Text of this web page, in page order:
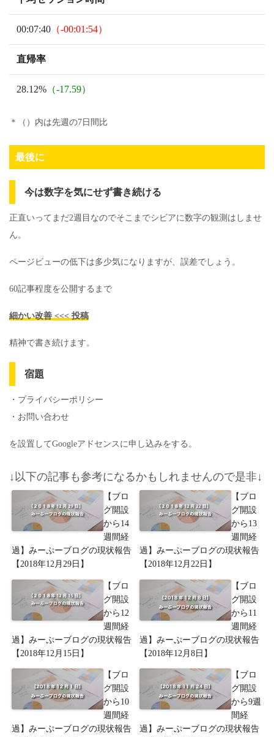
00:07:40 （-00:01:54）
直帰率
28.12% （-17.59）
＊（）内は先週の7日間比
最後に
今は数字を気にせず書き続ける
正直いってまだ2週目なのでそこまでシビアに数字の観測はしませ
ん。
ページビューの低下は多少気になりますが、誤差でしょう。
60記事程度を公開するまで
細かい改善 <<< 投稿
精神で書き続けます。
宿題
・プライバシーポリシー
・お問い合わせ
を設置してGoogleアドセンスに申し込みをする。
↓以下の記事も参考になるかもしれませんので是非↓
【ブロ
グ開設
から14
週間経
過】みーぷーブログの現状報告
【2018年12月29日】
【ブロ
グ開設
から13
週間経
過】みーぷーブログの現状報告
【2018年12月22日】
【ブロ
グ開設
から12
週間経
過】みーぷーブログの現状報告
【2018年12月15日】
【ブロ
グ開設
から11
週間経
過】みーぷーブログの現状報告
【2018年12月8日】
【ブロ
グ開設
から10
週間経
過】みーぷーブログの現状報告
【ブロ
グ開設
から9週
間経
過】みーぷーブログの現状報告